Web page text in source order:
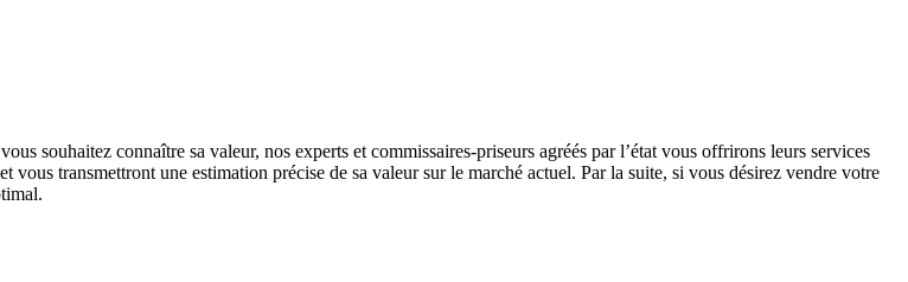
souhaitez connaître sa valeur, nos experts et commissaires-priseurs agréés par l’état vous offrirons leurs services
transmettront une estimation précise de sa valeur sur le marché actuel. Par la suite, si vous désirez vendre votre